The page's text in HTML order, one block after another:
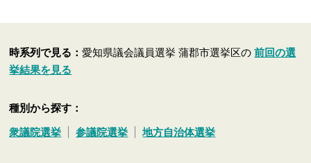
時系列で見る：愛知県議会議員選挙 蒲郡市選挙区の前回の選
挙結果を見る
種別から探す：
衆議院選挙 参議院選挙 地方自治体選挙